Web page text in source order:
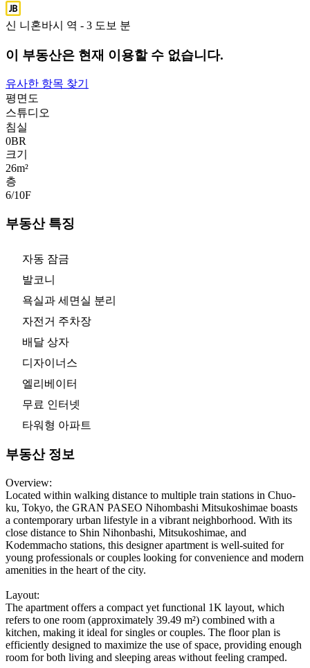
신 니혼바시 역 - 3 도보 분
이 부동산은 현재 이용할 수 없습니다.
유사한 항목 찾기
평면도
스튜디오
침실
0BR
크기
26m²
층
6/10F
부동산 특징
자동 잠금
발코니
욕실과 세면실 분리
자전거 주차장
배달 상자
디자이너스
엘리베이터
무료 인터넷
타워형 아파트
부동산 정보
Overview:
Located within walking distance to multiple train stations in Chuo-
ku, Tokyo, the GRAN PASEO Nihombashi Mitsukoshimae boasts
a contemporary urban lifestyle in a vibrant neighborhood. With its
close distance to Shin Nihonbashi, Mitsukoshimae, and
Kodemmacho stations, this designer apartment is well-suited for
young professionals or couples looking for convenience and modern
amenities in the heart of the city.
Layout:
The apartment offers a compact yet functional 1K layout, which
refers to one room (approximately 39.49 m²) combined with a
kitchen, making it ideal for singles or couples. The floor plan is
efficiently designed to maximize the use of space, providing enough
room for both living and sleeping areas without feeling cramped.